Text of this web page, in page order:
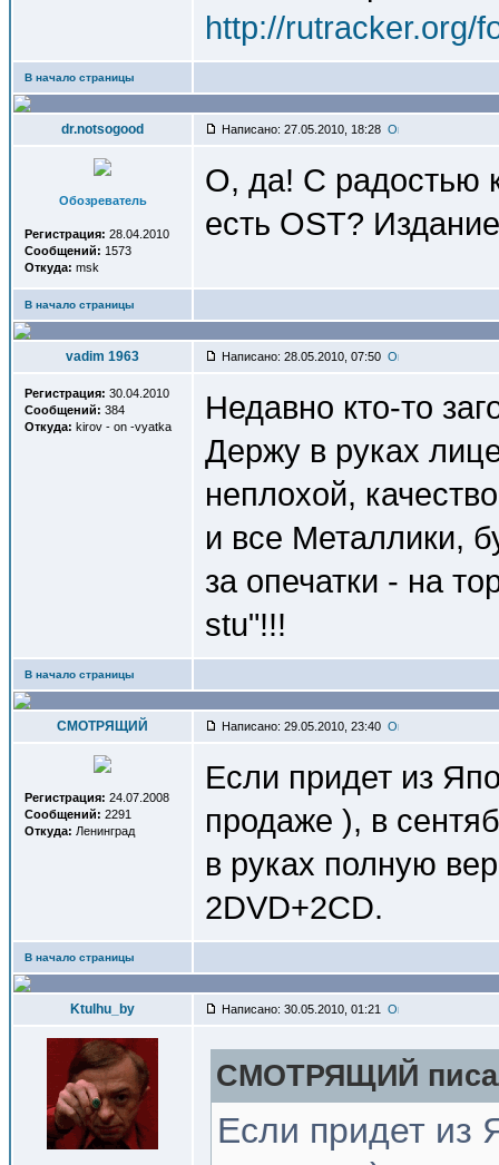
http://rutracker.org/
В начало страницы
dr.notsogood Написано: 27.05.2010, 18:28
Обозреватель
Регистрация: 28.04.2010
Сообщений: 1573
Откуда: msk
О, да! С радостью
есть OST?
В начало страницы
vadim 1963 Написано: 28.05.2010, 07:50
Регистрация: 30.04.2010
Сообщений: 384
Откуда: kirov - on -vyatka
Недавно кто-то
Держу в руках
неплохой,
и все Металлики,
за опечатки - на
stu"!!!
В начало страницы
СМОТРЯЩИЙ Написано: 29.05.2010, 23:40
Регистрация: 24.07.2008
Сообщений: 2291
Откуда: Ленинград
Если придет из
продаже ), в
в руках полную
2DVD+2CD.
В начало страницы
Ktulhu_by Написано: 30.05.2010, 01:21
СМОТРЯЩИЙ
Если придет из